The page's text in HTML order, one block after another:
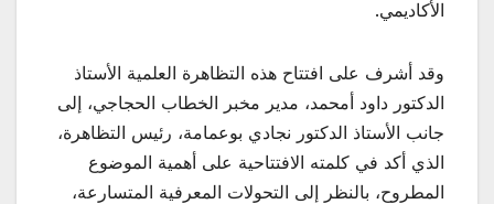
الأكاديمي.
وقد أشرف على افتتاح هذه التظاهرة العلمية الأستاذ
الدكتور داود أمحمد، مدير مخبر الخطاب الحجاجي، إلى
جانب الأستاذ الدكتور نجادي بوعمامة، رئيس التظاهرة،
الذي أكد في كلمته الافتتاحية على أهمية الموضوع
المطروح، بالنظر إلى التحولات المعرفية المتسارعة،